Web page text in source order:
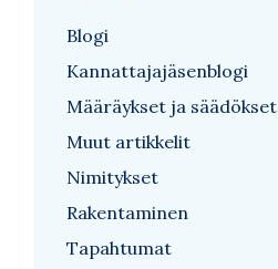
Blogi
Kannattajajäsenblogi
Määräykset ja säädökset
Muut artikkelit
Nimitykset
Rakentaminen
Tapahtumat